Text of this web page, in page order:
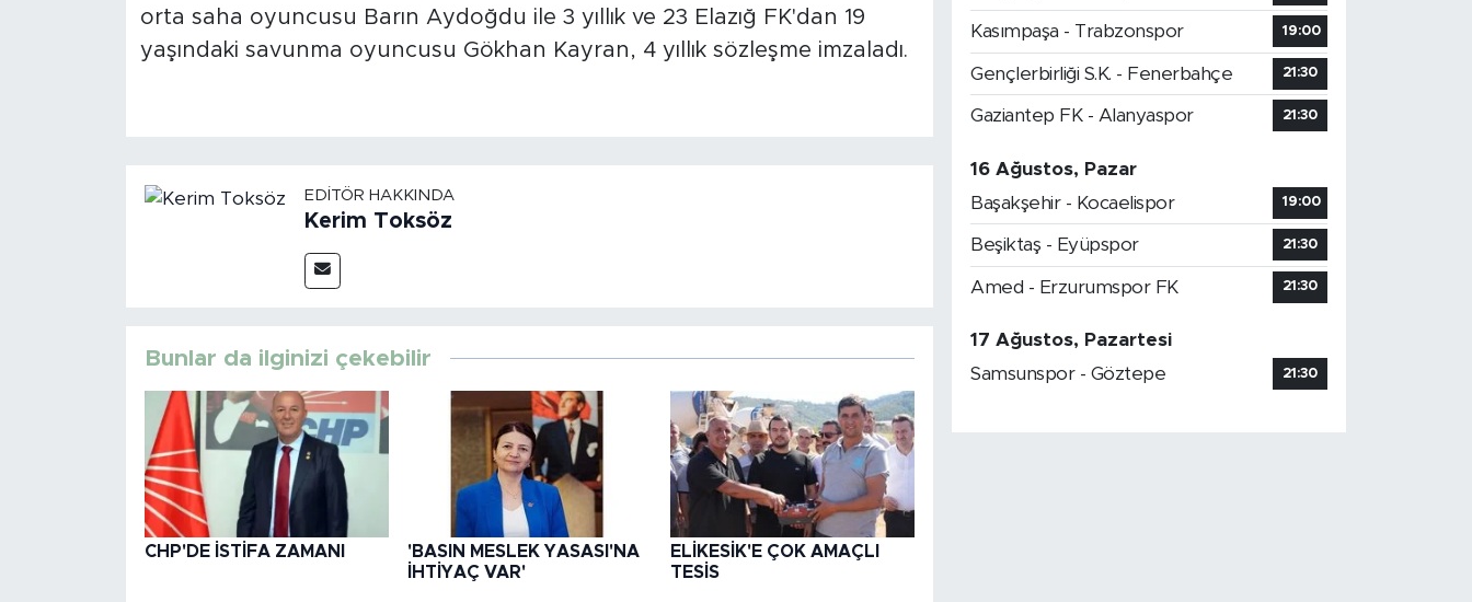
orta saha oyuncusu Barın Aydoğdu ile 3 yıllık ve 23 Elazığ FK'dan 19
yaşındaki savunma oyuncusu Gökhan Kayran, 4 yıllık sözleşme imzaladı.
EDITÖR HAKKINDA
Kerim Toksöz
Bunlar da ilginizi çekebilir
CHP'DE İSTİFA ZAMANI
'BASIN MESLEK YASASI'NA
İHTİYAÇ VAR'
ELİKESİK'E ÇOK AMAÇLI
TESİS
Kasımpaşa - Trabzonspor 19:00
Gençlerbirliği S.K. - Fenerbahçe 21:30
Gaziantep FK - Alanyaspor 21:30
16 Ağustos, Pazar
Başakşehir - Kocaelispor
19:00
Beşiktaş - Eyüpspor 21:30
Amed - Erzurumspor FK 21:30
17 Ağustos, Pazartesi
Samsunspor - Göztepe
21:30